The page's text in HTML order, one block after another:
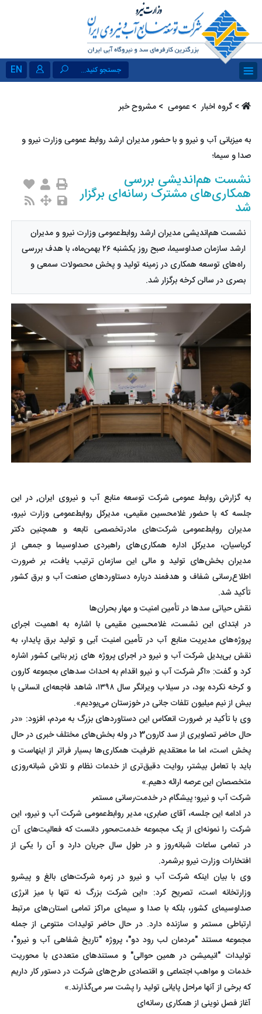
EN جستجو کنید...
>گروه اخبار ‏ >عمومی ‏ > مشروح خبر
به میزبانی آب و نیرو و با حضور مدیران ارشد روابط عمومی وزارت نیرو و
صدا و سیما؛
نشست هم‌اندیشی بررسی
همکاری‌های مشترک رسانه‌ای برگزار
شد
نشست هم‌اندیشی مدیران ارشد روابط‌عمومی وزارت نیرو و مدیران
ارشد سازمان صداوسیما، صبح روز یکشنبه ۲۶ بهمن‌ماه، با هدف بررسی
راه‌های توسعه همکاری در زمینه تولید و پخش محصولات سمعی و
بصری در سالن کرخه برگزار شد.
به گزارش روابط عمومی شرکت توسعه منابع آب و نیروی ایران, در این
جلسه که با حضور غلامحسین مقیمی، مدیرکل روابط‌عمومی وزارت نیرو،
مدیران روابط‌عمومی شرکت‌های مادرتخصصی تابعه و همچنین دکتر
کرباسیان، مدیرکل اداره همکاری‌های راهبردی صداوسیما و جمعی از
مدیران بخش‌های تولید و مالی این سازمان ترتیب یافت، بر ضرورت
اطلاع‌رسانی شفاف و هدفمند درباره دستاوردهای صنعت آب و برق کشور
تأکید شد.
نقش حیاتی سدها در تأمین امنیت و مهار بحران‌ها
در ابتدای این نشست، غلامحسین مقیمی با اشاره به اهمیت اجرای
پروژه‌های مدیریت منابع آب در تأمین امنیت آبی و تولید برق پایدار، به
نقش بی‌بدیل شرکت آب و نیرو در اجرای پروژه های زیر بنایی کشور اشاره
کرد و گفت: «اگر شرکت آب و نیرو اقدام به احداث سدهای مجموعه کارون
و کرخه نکرده بود، در سیلاب ویرانگر سال ۱۳۹۸، شاهد فاجعه‌ای انسانی با
بیش از نیم میلیون تلفات جانی در خوزستان می‌بودیم».
وی با تأکید بر ضرورت انعکاس این دستاوردهای بزرگ به مردم، افزود: «در
حال حاضر تصاویری از سد کارون3 در وله بخش‌های مختلف خبری در حال
پخش است، اما ما معتقدیم ظرفیت همکاری‌ها بسیار فراتر از اینهاست و
باید با تعامل بیشتر، روایت دقیق‌تری از خدمات نظام و تلاش شبانه‌روزی
متخصصان این عرصه ارائه دهیم.»
شرکت آب و نیرو؛ پیشگام در خدمت‌رسانی مستمر
در ادامه این جلسه، آقای صابری، مدیر روابط‌عمومی شرکت آب و نیرو، این
شرکت را نمونه‌ای از یک مجموعه خدمت‌محور دانست که فعالیت‌های آن
در تمامی ساعات شبانه‌روز و در طول سال جریان دارد و آن را یکی از
افتخارات وزارت نیرو برشمرد.
وی با بیان اینکه شرکت آب و نیرو در زمره شرکت‌های بالغ و پیشرو
وزارتخانه است، تصریح کرد: «این شرکت بزرگ نه تنها با میز انرژی
صداوسیمای کشور، بلکه با صدا و سیمای مراکز تمامی استان‌های مرتبط
ارتباطی مستمر و سازنده دارد. در حال حاضر تولیدات متنوعی از جمله
مجموعه مستند "مردمان لب رود دو"، پروژه "تاریخ شفاهی آب و نیرو"،
تولیدات "انیمیشن در همین حوالی" و مستندهای متعددی با محوریت
خدمات و مواهب اجتماعی و اقتصادی طرح‌های شرکت در دستور کار داریم
که برخی از آنها مراحل پایانی تولید را پشت سر می‌گذارند.»
آغاز فصل نوینی از همکاری رسانه‌ای